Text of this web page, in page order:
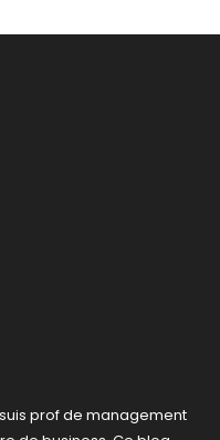
suis prof de management